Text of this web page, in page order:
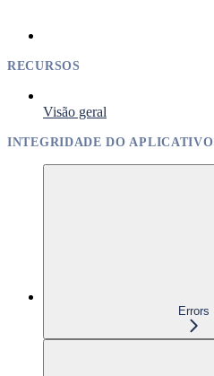
RECURSOS
Visão geral
INTEGRIDADE DO APLICATIVO
Errors